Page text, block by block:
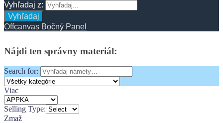
Vyhľadaj z:
Vyhľadaj
Offcanvas Bočný Panel
Nájdi ten správny materiál:
Search for:
Viac
Selling Type:
Zmaž